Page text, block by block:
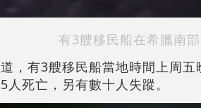
有3艘移民船在希臘南部
，有3艘移民船當地時間上周
死亡，另有數十人失蹤。